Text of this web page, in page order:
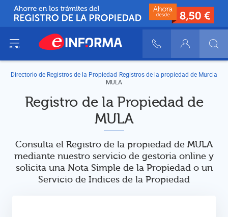
900 10 30 20
Login
del menú
Directorio de Registros de la Propiedad Registros de la propiedad de Murcia
MULA
Registro de la Propiedad de
MULA
Consulta el Registro de la propiedad de MULA
mediante nuestro servicio de gestoria online y
solicita una Nota Simple de la Propiedad o un
Servicio de Indices de la Propiedad